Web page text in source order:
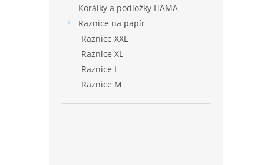
Korálky a podložky HAMA
Raznice na papír
Raznice XXL
Raznice XL
Raznice L
Raznice M